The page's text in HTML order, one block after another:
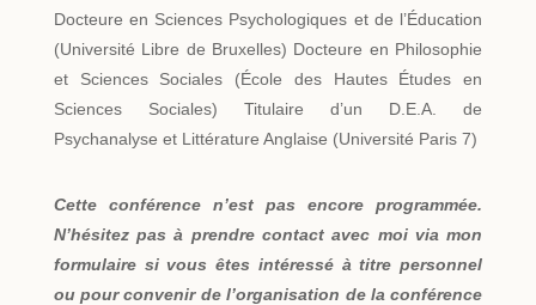
Docteure en Sciences Psychologiques et de l’Éducation
(Université Libre de Bruxelles) Docteure en Philosophie
et Sciences Sociales (École des Hautes Études en
Sciences Sociales) Titulaire d’un D.E.A. de
Psychanalyse et Littérature Anglaise (Université Paris 7)
Cette conférence n’est pas encore programmée.
N’hésitez pas à prendre contact avec moi via mon
formulaire si vous êtes intéressé à titre personnel
ou pour convenir de l’organisation de la conférence